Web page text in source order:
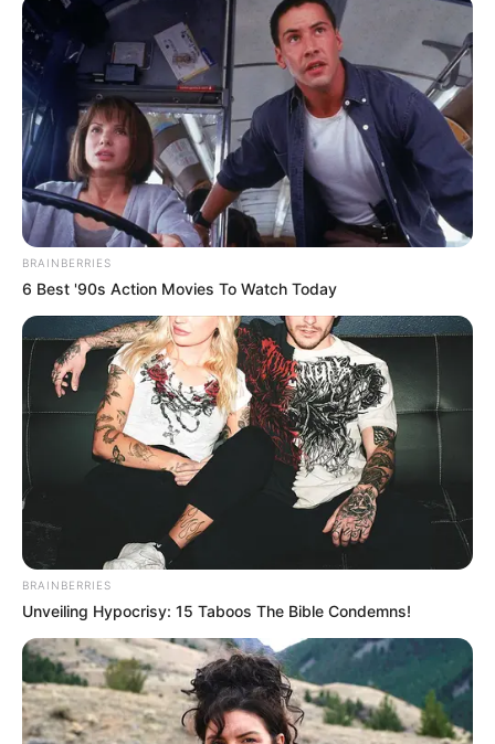
BRAINBERRIES
6 Best '90s Action Movies To Watch Today
BRAINBERRIES
Unveiling Hypocrisy: 15 Taboos The Bible Condemns!